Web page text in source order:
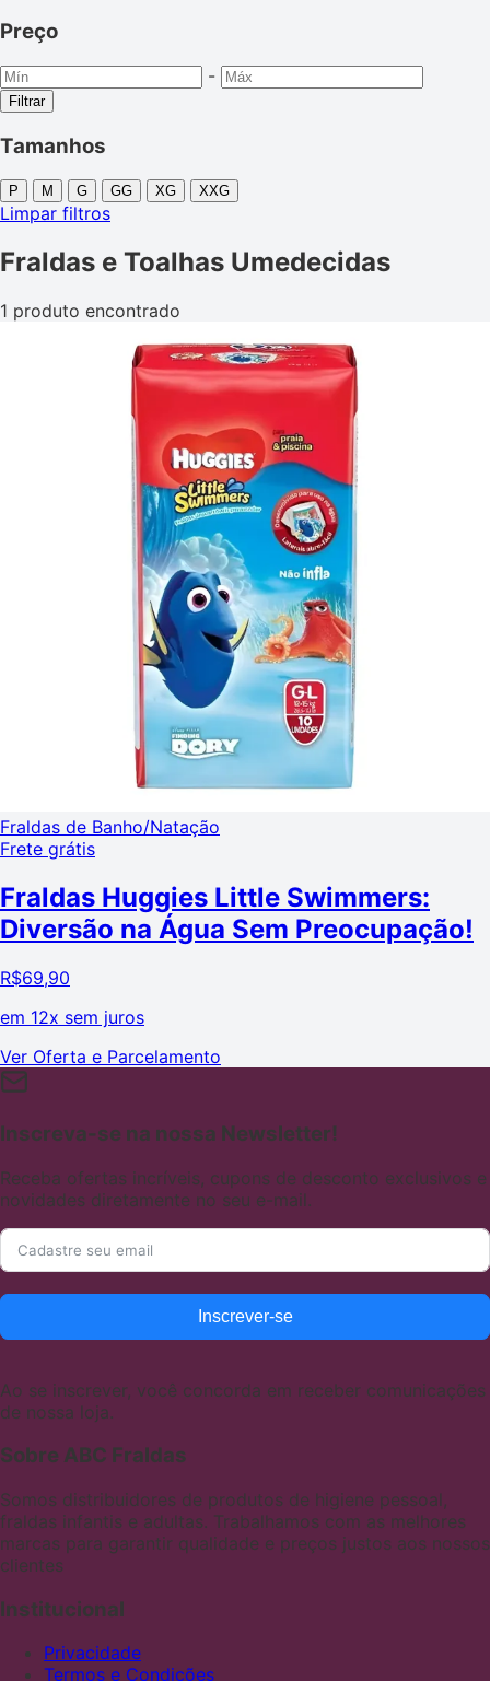
Preço
-
Filtrar
Tamanhos
P M G GG XG XXG
Limpar filtros
Fraldas e Toalhas Umedecidas
1 produto encontrado
Fraldas de Banho/Natação
Frete grátis
Fraldas Huggies Little Swimmers:
Diversão na Água Sem Preocupação!
R$69,90
em 12x sem juros
Ver Oferta e Parcelamento
Inscreva-se na nossa Newsletter!
Receba ofertas incríveis, cupons de desconto exclusivos e
novidades diretamente no seu e-mail.
Inscrever-se
Ao se inscrever, você concorda em receber comunicações
de nossa loja.
Sobre ABC Fraldas
Somos distribuidores de produtos de higiene pessoal,
fraldas infantis e adultas. Trabalhamos com as melhores
marcas para garantir qualidade e preços justos aos nossos
clientes
Institucional
Privacidade
Termos e Condições